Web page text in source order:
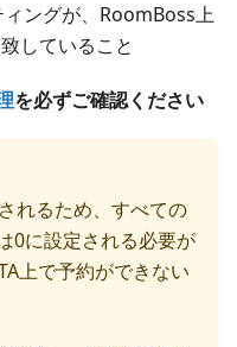
ングが、RoomBoss上
していること
を必ずご確認ください
れるため、すべての
0に設定される必要が
上で予約ができない